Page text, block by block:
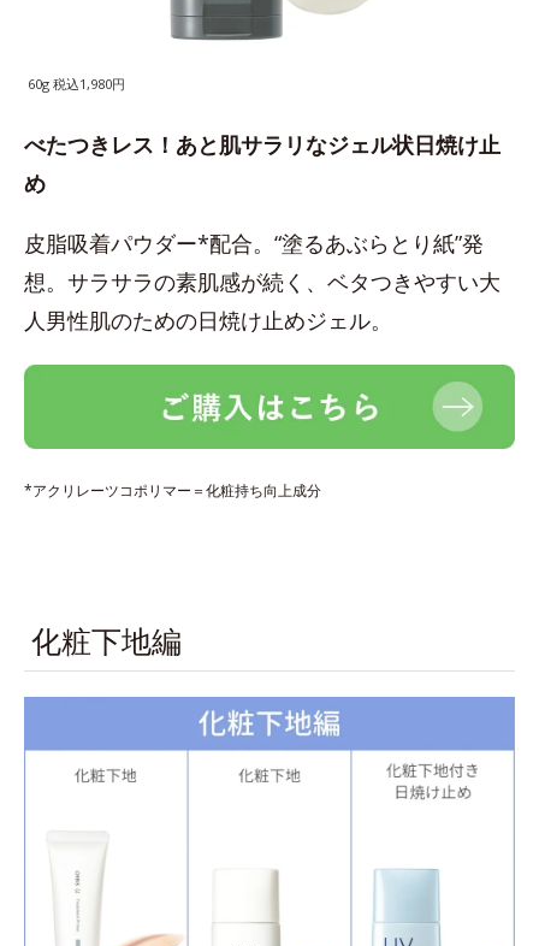
60g 税込1,980円
べたつきレス！あと肌サラリなジェル状日焼け止
め
皮脂吸着パウダー*配合。“塗るあぶらとり紙”発
想。サラサラの素肌感が続く、ベタつきやすい大
人男性肌のための日焼け止めジェル。
*アクリレーツコポリマー＝化粧持ち向上成分
化粧下地編